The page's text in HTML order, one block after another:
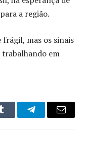
a região.
mas os sinais
trabalhando em
Tumblr TelegramEmail